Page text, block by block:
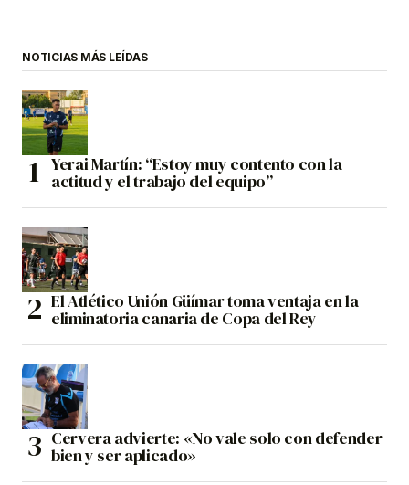
NOTICIAS MÁS LEÍDAS
Yerai Martín: “Estoy muy contento con la
actitud y el trabajo del equipo”
El Atlético Unión Güímar toma ventaja en la
eliminatoria canaria de Copa del Rey
Cervera advierte: «No vale solo con defender
bien y ser aplicado»